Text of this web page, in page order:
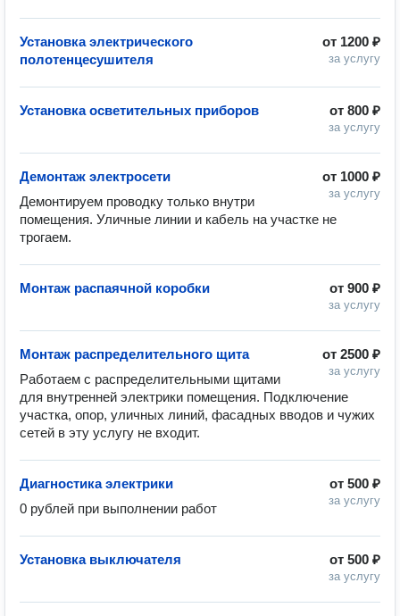
от 1200 ₽
за услугу
Установка электрического
полотенцесушителя
от 800 ₽
за услугу
Установка осветительных приборов
от 1000 ₽
за услугу
Демонтаж электросети
Демонтируем проводку только внутри
помещения. Уличные линии и кабель на участке не
трогаем.
от 900 ₽
за услугу
Монтаж распаячной коробки
от 2500 ₽
за услугу
Монтаж распределительного щита
Работаем с распределительными щитами
для внутренней электрики помещения. Подключение
участка, опор, уличных линий, фасадных вводов и чужих
сетей в эту услугу не входит.
от 500 ₽
за услугу
Диагностика электрики
0 рублей при выполнении работ
от 500 ₽
за услугу
Установка выключателя